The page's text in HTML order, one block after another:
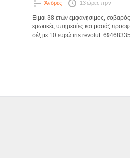
Άνδρες 13 ώρες πριν
Είμαι 38 ετών εμφανήσιμος,
ερωτικές υπηρεσίες και
σέξ με 10 ευρώ iris revolut.